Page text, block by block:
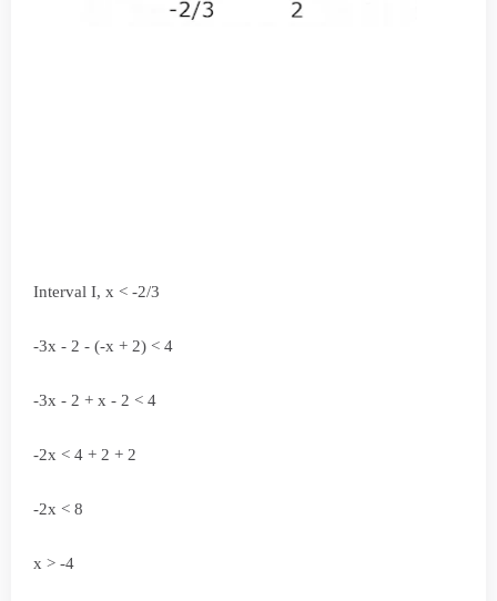
Interval I, x < -2/3
-3x - 2 - (-x + 2) < 4
-3x - 2 + x - 2 < 4
-2x < 4 + 2 + 2
-2x < 8
x > -4